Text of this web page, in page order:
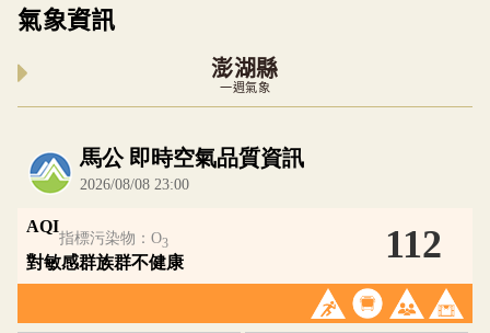
氣象資訊
澎湖縣
一週氣象
內嵌空氣品質小工具為視覺預覽，完整即時空